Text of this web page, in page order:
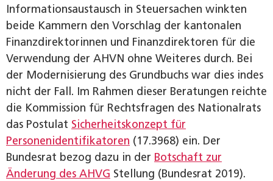
Informationsaustausch in Steuersachen winkten
beide Kammern den Vorschlag der kantonalen
Finanzdirektorinnen und Finanzdirektoren für die
Verwendung der AHVN ohne Weiteres durch. Bei
der Modernisierung des Grundbuchs war dies indes
nicht der Fall. Im Rahmen dieser Beratungen reichte
die Kommission für Rechtsfragen des Nationalrats
das Postulat Sicherheitskonzept für
Personenidentifikatoren (17.3968) ein. Der
Bundesrat bezog dazu in der Botschaft zur
Änderung des AHVG Stellung (Bundesrat 2019).